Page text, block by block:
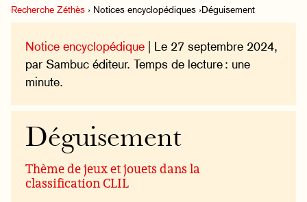
Recherche Zéthès › Notices encyclopédiques ›Déguisement
Notice encyclopédique | Le 27 septembre 2024,
par Sambuc éditeur. Temps de lecture : une
minute.
Déguisement
Thème de jeux et jouets dans la
classification CLIL